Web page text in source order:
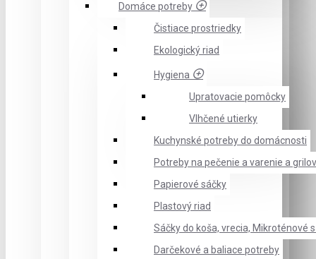
Domáce potreby
Čistiace prostriedky
Ekologický riad
Hygiena
Upratovacie pomôcky
Vlhčené utierky
Kuchynské potreby do domácnosti
Potreby na pečenie a varenie a
Papierové sáčky
Plastový riad
Sáčky do koša, vrecia, Mikroténové
Darčekové a baliace potreby